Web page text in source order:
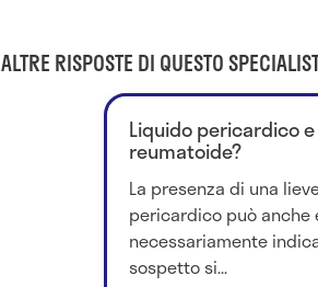
ALTRE RISPOSTE DI QUESTO
Liquido pericardico
reumatoide?
La presenza di una
pericardico può anche
necessariamente
sospetto si...